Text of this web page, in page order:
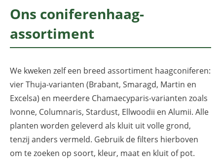
Ons coniferenhaag-
assortiment
We kweken zelf een breed assortiment haagconiferen:
vier Thuja-varianten (Brabant, Smaragd, Martin en
Excelsa) en meerdere Chamaecyparis-varianten zoals
Ivonne, Columnaris, Stardust, Ellwoodii en Alumii. Alle
planten worden geleverd als kluit uit volle grond,
tenzij anders vermeld. Gebruik de filters hierboven
om te zoeken op soort, kleur, maat en kluit of pot.